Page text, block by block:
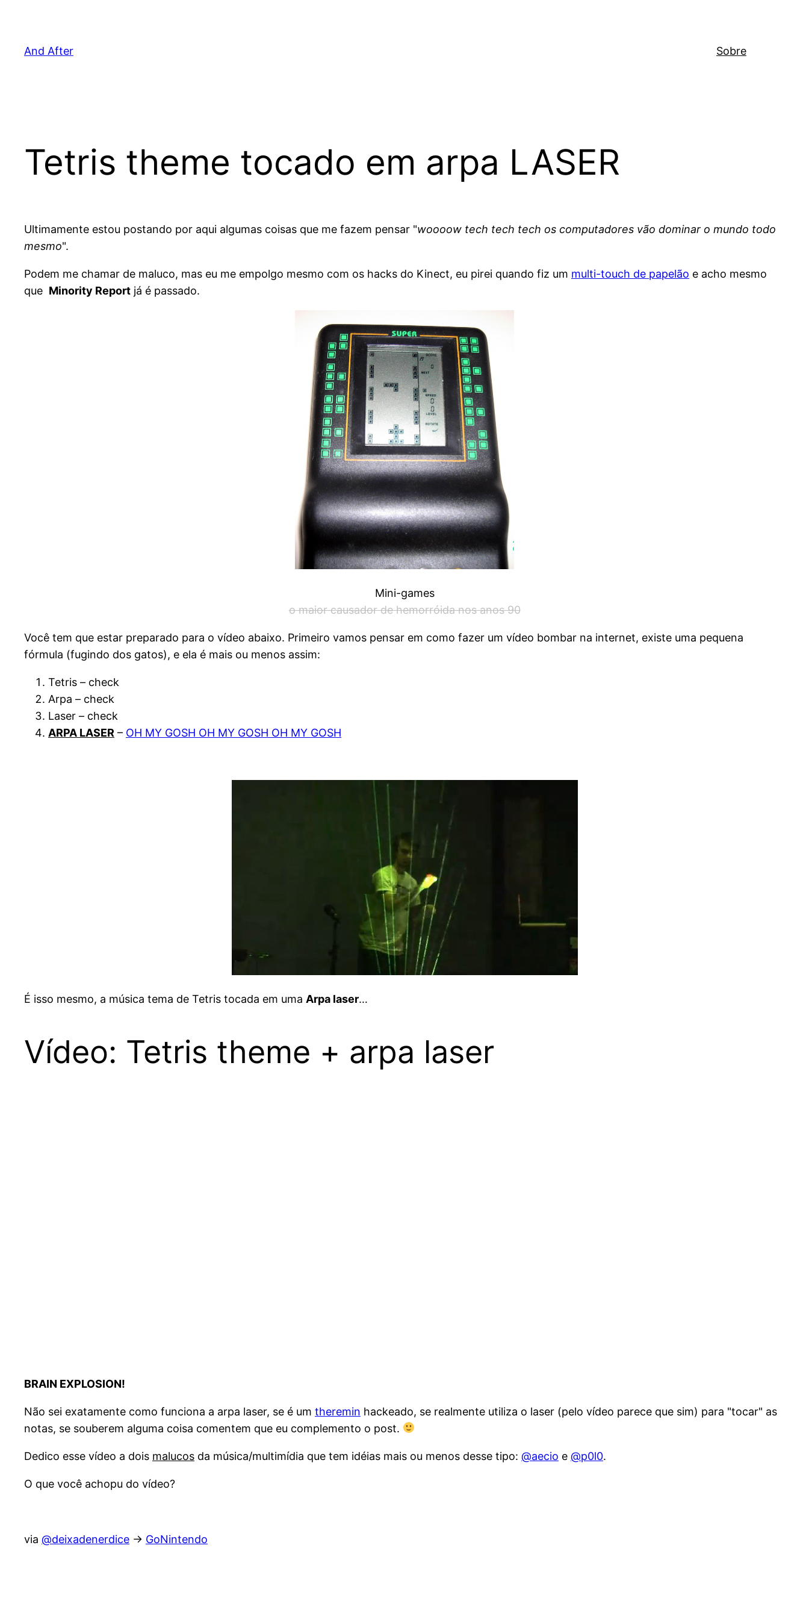
And After Sobre
Tetris theme tocado em arpa LASER
Ultimamente estou postando por aqui algumas coisas que me fazem pensar "woooow tech tech tech os computadores vão dominar o mundo todo
mesmo".
Podem me chamar de maluco, mas eu me empolgo mesmo com os hacks do Kinect, eu pirei quando fiz um multi-touch de papelão e acho mesmo
que Minority Report já é passado.
Mini-games
o maior causador de hemorróida nos anos 90
Você tem que estar preparado para o vídeo abaixo. Primeiro vamos pensar em como fazer um vídeo bombar na internet, existe uma pequena
fórmula (fugindo dos gatos), e ela é mais ou menos assim:
Tetris – check
Arpa – check
Laser – check
ARPA LASER – OH MY GOSH OH MY GOSH OH MY GOSH
É isso mesmo, a música tema de Tetris tocada em uma Arpa laser…
Vídeo: Tetris theme + arpa laser
BRAIN EXPLOSION!
Não sei exatamente como funciona a arpa laser, se é um theremin hackeado, se realmente utiliza o laser (pelo vídeo parece que sim) para "tocar" as
notas, se souberem alguma coisa comentem que eu complemento o post.
Dedico esse vídeo a dois malucos da música/multimídia que tem idéias mais ou menos desse tipo: @aecio e @p0l0.
O que você achopu do vídeo?
via @deixadenerdice -> GoNintendo